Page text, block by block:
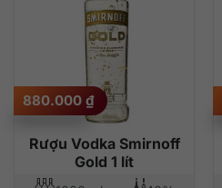
Rượu Vodka Smirnoff
Gold 1 lít
880.000 ₫